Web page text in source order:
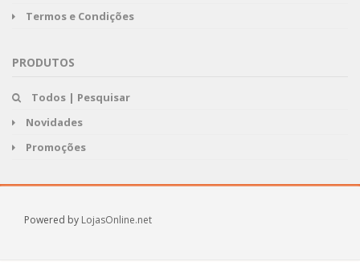
Termos e Condições
PRODUTOS
Todos | Pesquisar
Novidades
Promoções
Powered by LojasOnline.net